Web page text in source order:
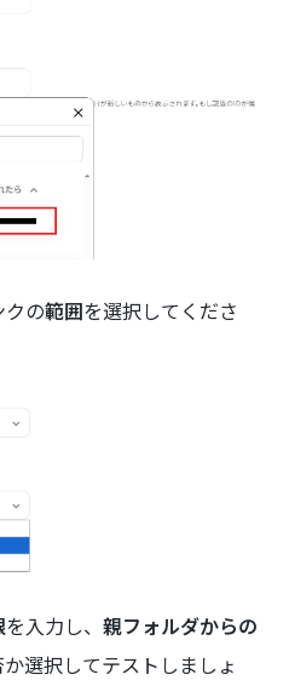
クの範囲を選択してくださ
を入力し、親フォルダからの
選択してテストしましょ